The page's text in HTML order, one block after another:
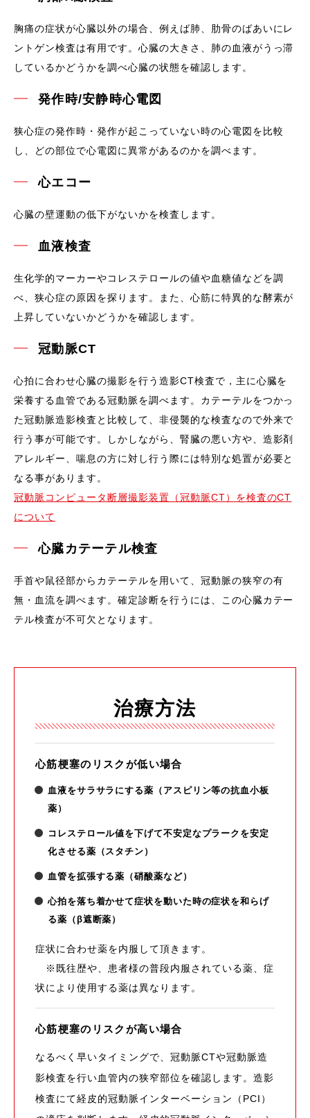
胸痛の症状が心臓以外の場合、例えば肺、肋骨のばあいにレ
ントゲン検査は有用です。心臓の大きさ、肺の血液がうっ滞
しているかどうかを調べ心臓の状態を確認します。
発作時/安静時心電図
狭心症の発作時・発作が起こっていない時の心電図を比較
し、どの部位で心電図に異常があるのかを調べます。
心エコー
心臓の壁運動の低下がないかを検査します。
血液検査
生化学的マーカーやコレステロールの値や血糖値などを調
べ、狭心症の原因を探ります。また、心筋に特異的な酵素が
上昇していないかどうかを確認します。
冠動脈CT
心拍に合わせ心臓の撮影を行う造影CT検査で，主に心臓を
栄養する血管である冠動脈を調べます。カテーテルをつかっ
た冠動脈造影検査と比較して、非侵襲的な検査なので外来で
行う事が可能です。しかしながら、腎臓の悪い方や、造影剤
アレルギー、喘息の方に対し行う際には特別な処置が必要と
なる事があります。
冠動脈コンピュータ断層撮影装置（冠動脈CT）を検査のCT
について
心臓カテーテル検査
手首や鼠径部からカテーテルを用いて、冠動脈の狭窄の有
無・血流を調べます。確定診断を行うには、この心臓カテー
テル検査が不可欠となります。
治療方法
心筋梗塞のリスクが低い場合
血液をサラサラにする薬（アスピリン等の抗血小板
薬）
コレステロール値を下げて不安定なプラークを安定
化させる薬（スタチン）
血管を拡張する薬（硝酸薬など）
心拍を落ち着かせて症状を動いた時の症状を和らげ
る薬（β遮断薬）
症状に合わせ薬を内服して頂きます。
※既往歴や、患者様の普段内服されている薬、症
状により使用する薬は異なります。
心筋梗塞のリスクが高い場合
なるべく早いタイミングで、冠動脈CTや冠動脈造
影検査を行い血管内の狭窄部位を確認します。造影
検査にて経皮的冠動脈インターベーション（PCI）